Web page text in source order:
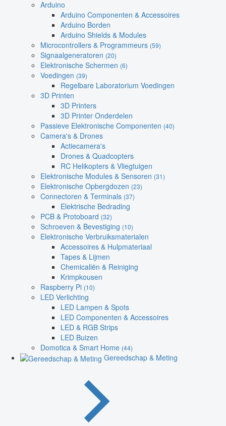
Arduino
Arduino Componenten & Accessoires
Arduino Borden
Arduino Shields & Modules
Microcontrollers & Programmeurs (59)
Signaalgeneratoren (20)
Elektronische Schermen (6)
Voedingen (39)
Regelbare Laboratorium Voedingen
3D Printen
3D Printers
3D Printer Onderdelen
Passieve Elektronische Componenten (40)
Camera's & Drones
Actiecamera's
Drones & Quadcopters
RC Helikopters & Vliegtuigen
Elektronische Modules & Sensoren (31)
Elektronische Opbergdozen (23)
Connectoren & Terminals (37)
Elektrische Bedrading
PCB & Protoboard (32)
Schroeven & Bevestiging (10)
Elektronische Verbruiksmaterialen
Accessoires & Hulpmateriaal
Tapes & Lijmen
Chemicaliën & Reiniging
Krimpkousen
Raspberry Pi (10)
LED Verlichting
LED Lampen & Spots
LED Componenten & Accessoires
LED & RGB Strips
LED Buizen
Domotica & Smart Home (44)
Gereedschap & Meting